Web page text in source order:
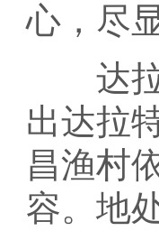
心，尽
达拉
出达拉
昌渔村
容。地